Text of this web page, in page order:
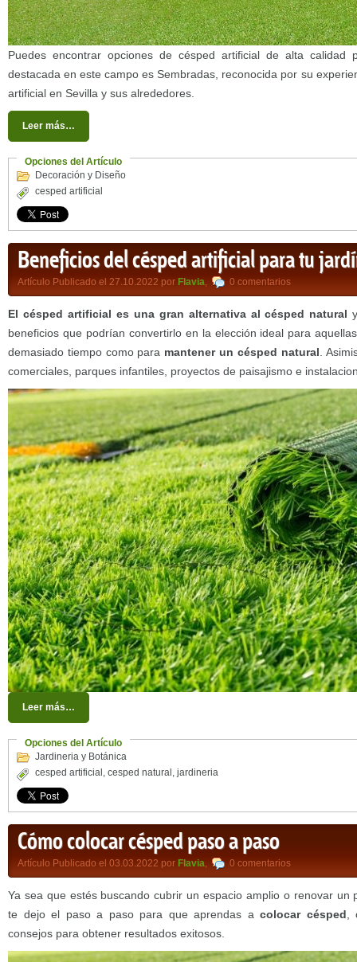
Puedes encontrar opciones de césped artificial de alta calidad
destacada en este campo es Sembradas, reconocida por su
artificial en Sevilla y sus alrededores.
Leer más…
Opciones del Artículo
Decoración y Diseño
cesped artificial
Beneficios del césped artificial para tu
Artículo Publicado el 27.10.2022 por Flavia, 0 comentarios
El césped artificial es una gran alternativa al césped natural
beneficios que podrían convertirlo en la elección ideal para
demasiado tiempo como para mantener un césped natural.
comerciales, parques infantiles, proyectos de paisajismo e
Leer más…
Opciones del Artículo
Jardineria y Botánica
cesped artificial , cesped natural , jardineria
Cómo colocar césped paso a paso
Artículo Publicado el 03.03.2022 por Flavia, 0 comentarios
Ya sea que estés buscando cubrir un espacio amplio o renovar un
te dejo el paso a paso para que aprendas acolocar césped,
consejos para obtener resultados exitosos.